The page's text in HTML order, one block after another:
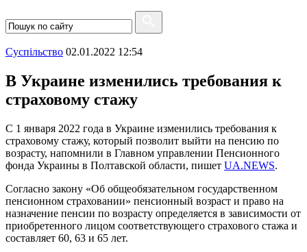
Суспiльство 02.01.2022 12:54
В Украине изменились требования к
страховому стажу
С 1 января 2022 года в Украине изменились требования к
страховому стажу, который позволит выйти на пенсию по
возрасту, напомнили в Главном управлении Пенсионного
фонда Украины в Полтавской области, пишет UA.NEWS.
Согласно закону «Об общеобязательном государственном
пенсионном страховании» пенсионный возраст и право на
назначение пенсии по возрасту определяется в зависимости от
приобретенного лицом соответствующего страхового стажа и
составляет 60, 63 и 65 лет.